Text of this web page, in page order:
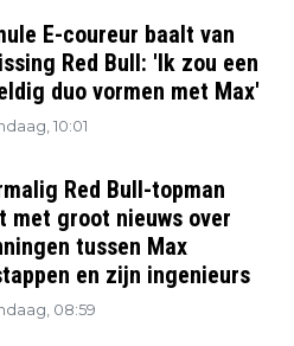
E-coureur baalt van
Red Bull: 'Ik zou een
duo vormen met Max'
10:01
Red Bull-topman
met groot nieuws over
tussen Max
en zijn ingenieurs
08:59